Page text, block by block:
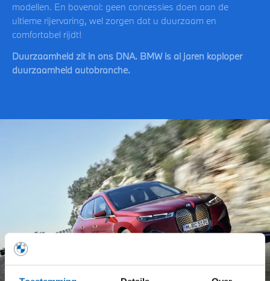
modellen. En bovenal: geen concessies doen aan de
ultieme rijervaring, wel zorgen dat u duurzaam en
comfortabel rijdt!
Duurzaamheid zit in ons DNA. BMW is al jaren koploper
duurzaamheid autobranche.